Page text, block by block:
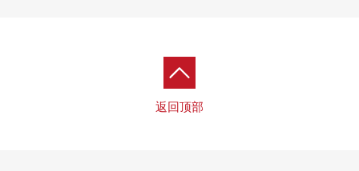
返回顶部